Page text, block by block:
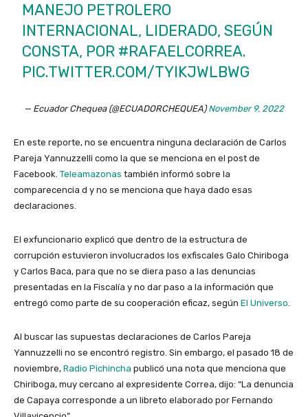
MANEJO PETROLERO
INTERNACIONAL, LIDERADO, SEGÚN
CONSTA, POR #RAFAELCORREA.
PIC.TWITTER.COM/TYIKJWLBWG
— Ecuador Chequea (@ECUADORCHEQUEA)November 9, 2022
En este reporte, no se encuentra ninguna declaración de Carlos
Pareja Yannuzzelli como la que se menciona en el post de
Facebook. Teleamazonas también informó sobre la
comparecencia d y no se menciona que haya dado esas
declaraciones.
El exfuncionario explicó que dentro de la estructura de
corrupción estuvieron involucrados los exfiscales Galo Chiriboga
y Carlos Baca, para que no se diera paso a las denuncias
presentadas en la Fiscalía y no dar paso a la información que
entregó como parte de su cooperación eficaz, según El Universo.
Al buscar las supuestas declaraciones de Carlos Pareja
Yannuzzelli no se encontró registro. Sin embargo, el pasado 18 de
noviembre, Radio Pichincha publicó una nota que menciona que
Chiriboga, muy cercano al expresidente Correa, dijo: “La denuncia
de Capaya corresponde a un libreto elaborado por Fernando